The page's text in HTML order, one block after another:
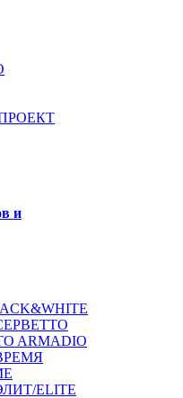
ПРОЕКТ
и
ARMADIO
ELITE